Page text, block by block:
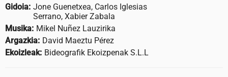
Gidoia: Jone Guenetxea, Carlos Iglesias
Serrano, Xabier Zabala
Musika: Mikel Nuñez Lauzirika
Argazkia: David Maeztu Pérez
Ekoizleak: Bideografik Ekoizpenak S.L.L